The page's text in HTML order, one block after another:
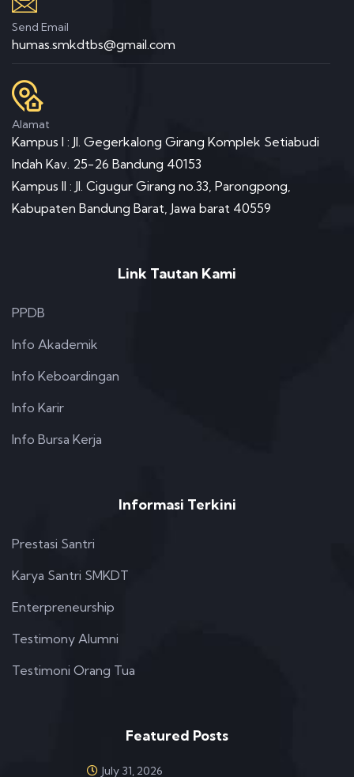
Send Email
humas.smkdtbs@gmail.com
Alamat
Kampus I : Jl. Gegerkalong Girang Komplek Setiabudi
Indah Kav. 25-26 Bandung 40153
Kampus II : Jl. Cigugur Girang no.33, Parongpong,
Kabupaten Bandung Barat, Jawa barat 40559
Link Tautan Kami
PPDB
Info Akademik
Info Keboardingan
Info Karir
Info Bursa Kerja
Informasi Terkini
Prestasi Santri
Karya Santri SMKDT
Enterpreneurship
Testimony Alumni
Testimoni Orang Tua
Featured Posts
July 31, 2026